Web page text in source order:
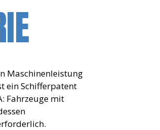
Maschinenleistung
ein Schifferpatent
Fahrzeuge mit